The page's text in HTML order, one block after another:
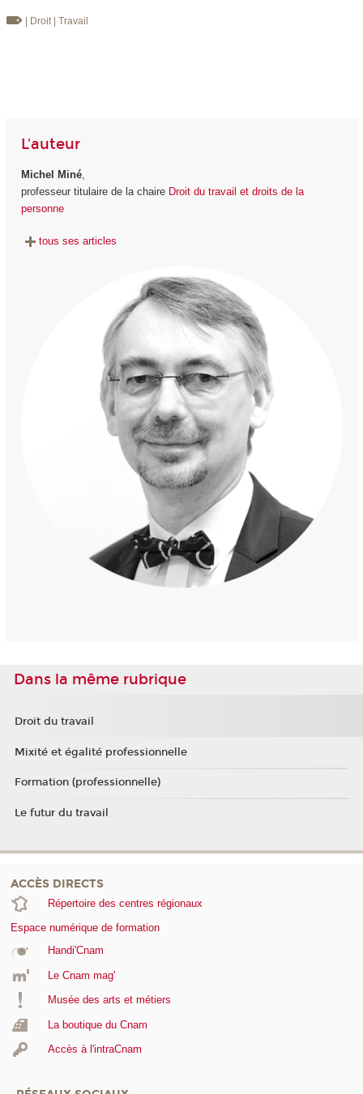
| Droit | Travail
L'auteur
Michel Miné,
professeur titulaire de la chaire Droit du travail et droits de la
personne
tous ses articles
Dans la même rubrique
Droit du travail
Mixité et égalité professionnelle
Formation (professionnelle)
Le futur du travail
ACCÈS DIRECTS
Répertoire des centres régionaux
Espace numérique de formation
Handi'Cnam
Le Cnam mag'
Musée des arts et métiers
La boutique du Cnam
Accès à l'intraCnam